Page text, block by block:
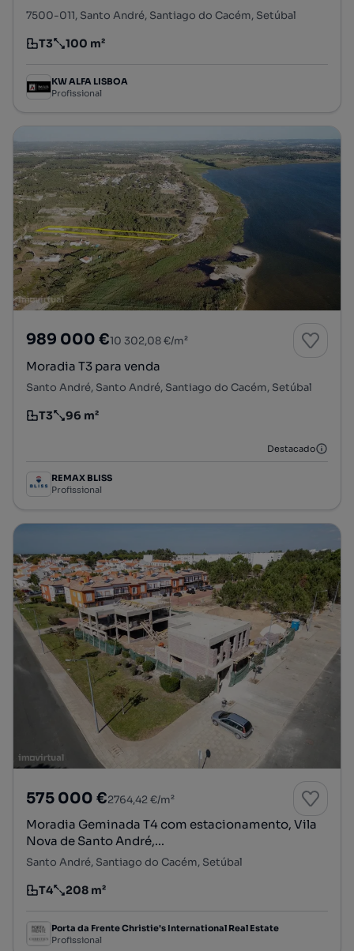
7500-011, Santo André, Santiago do Cacém, Setúbal
Tipologia
T3
Preço por metro quadrado
100 m²
KW ALFA LISBOA
Profissional
989 000 €10 302,08 €/m²
Moradia T3 para venda
Santo André, Santo André, Santiago do Cacém, Setúbal
Tipologia
T3
Preço por metro quadrado
96 m²
Destacado
REMAX BLISS
Profissional
575 000 €2764,42 €/m²
Moradia Geminada T4 com estacionamento, Vila
Nova de Santo André,...
Santo André, Santiago do Cacém, Setúbal
Tipologia
T4
Preço por metro quadrado
208 m²
Porta da Frente Christie's International Real Estate
Profissional